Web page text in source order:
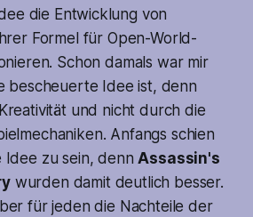
die Entwicklung von
Formel für Open-World-
Schon damals war mir
bescheuerte Idee ist, denn
und nicht durch die
Anfangs schien
Idee zu sein, dennAssassin's
wurden damit deutlich besser.
für jeden die Nachteile der